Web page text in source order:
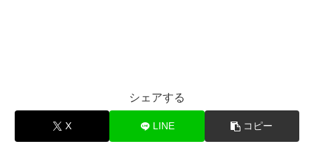
シェアする
X LINE コピー